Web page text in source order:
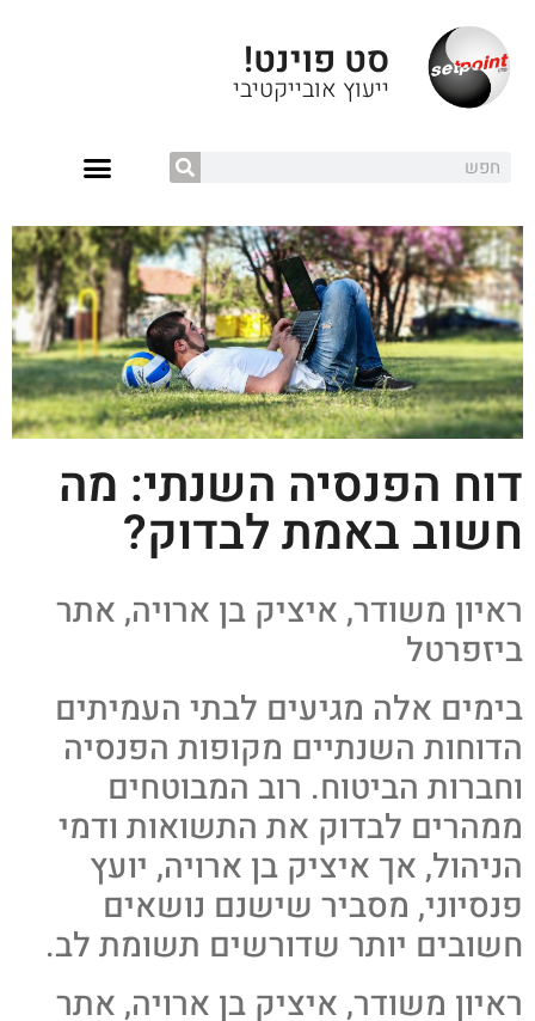
סט פוינט!
ייעוץ אובייקטיבי
דוח הפנסיה השנתי: מה
חשוב באמת לבדוק?
ראיון משודר, איציק בן ארויה, אתר
ביזפרטל
בימים אלה מגיעים לבתי העמיתים
הדוחות השנתיים מקופות הפנסיה
וחברות הביטוח. רוב המבוטחים
ממהרים לבדוק את התשואות ודמי
הניהול, אך איציק בן ארויה, יועץ
פנסיוני, מסביר שישנם נושאים
חשובים יותר שדורשים תשומת לב.
ראיון משודר, איציק בן ארויה, אתר